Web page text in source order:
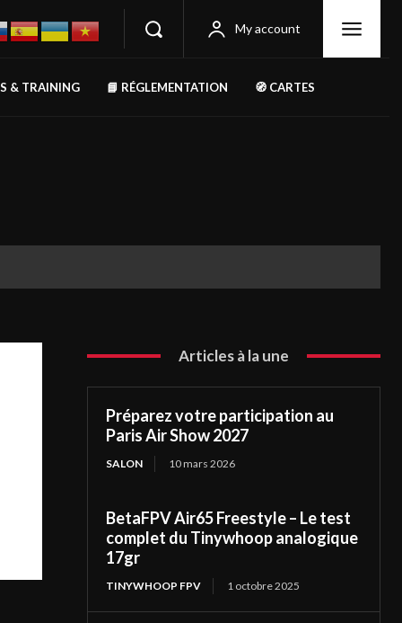
My account
& TRAINING 📘 RÉGLEMENTATION 🧭 CARTES
Articles à la une
Préparez votre participation au
Paris Air Show 2027
SALON 10 mars 2026
BetaFPV Air65 Freestyle – Le test
complet du Tinywhoop analogique
17gr
TINYWHOOP FPV 1 octobre 2025